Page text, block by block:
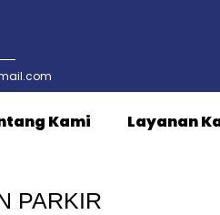
Kami Layanan
PARKIR